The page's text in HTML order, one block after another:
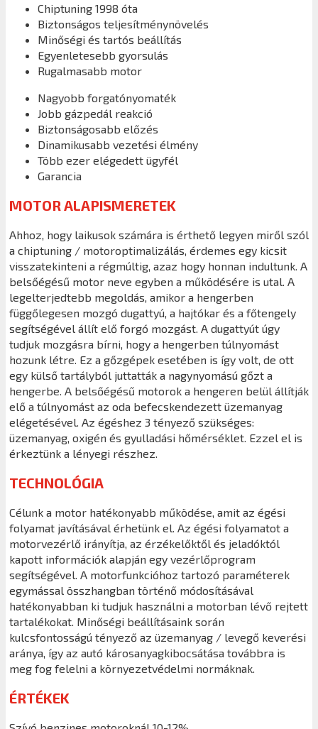
Chiptuning 1998 óta
Biztonságos teljesítménynövelés
Minőségi és tartós beállítás
Egyenletesebb gyorsulás
Rugalmasabb motor
Nagyobb forgatónyomaték
Jobb gázpedál reakció
Biztonságosabb előzés
Dinamikusabb vezetési élmény
Több ezer elégedett ügyfél
Garancia
MOTOR ALAPISMERETEK
Ahhoz, hogy laikusok számára is érthető legyen miről szól
a chiptuning / motoroptimalizálás, érdemes egy kicsit
visszatekinteni a régmúltig, azaz hogy honnan indultunk. A
belsőégésű motor neve egyben a működésére is utal. A
legelterjedtebb megoldás, amikor a hengerben
függőlegesen mozgó dugattyú, a hajtókar és a főtengely
segítségével állít elő forgó mozgást. A dugattyút úgy
tudjuk mozgásra bírni, hogy a hengerben túlnyomást
hozunk létre. Ez a gőzgépek esetében is így volt, de ott
egy külső tartályból juttatták a nagynyomású gőzt a
hengerbe. A belsőégésű motorok a hengeren belül állítják
elő a túlnyomást az oda befecskendezett üzemanyag
elégetésével. Az égéshez 3 tényező szükséges:
üzemanyag, oxigén és gyulladási hőmérséklet. Ezzel el is
érkeztünk a lényegi részhez.
TECHNOLÓGIA
Célunk a motor hatékonyabb működése, amit az égési
folyamat javításával érhetünk el. Az égési folyamatot a
motorvezérlő irányítja, az érzékelőktől és jeladóktól
kapott információk alapján egy vezérlőprogram
segítségével. A motorfunkcióhoz tartozó paraméterek
egymással összhangban történő módosításával
hatékonyabban ki tudjuk használni a motorban lévő rejtett
tartalékokat. Minőségi beállításaink során
kulcsfontosságú tényező az üzemanyag / levegő keverési
aránya, így az autó károsanyagkibocsátása továbbra is
meg fog felelni a környezetvédelmi normáknak.
ÉRTÉKEK